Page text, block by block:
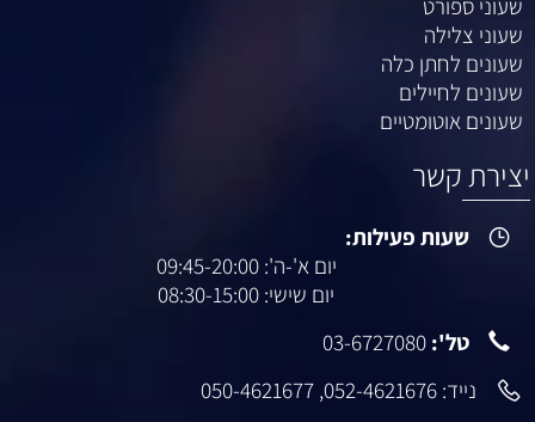
שעוני ספורט
שעוני צלילה
שעונים לחתן כלה
שעונים לחיילים
שעונים אוטומטיים
יצירת קשר
שעות פעילות:
יום א'-ה': 09:45-20:00
יום שישי: 08:30-15:00
טל': 03-6727080
נייד: 052-4621676
,
050-4621677